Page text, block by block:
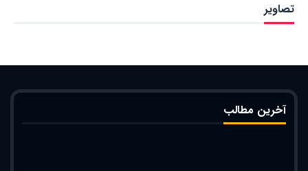
تصاویر
آخرین مطالب